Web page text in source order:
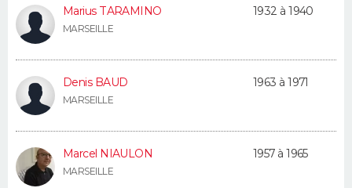
Marius TARAMINO
MARSEILLE
1932 à 1940
Denis BAUD
MARSEILLE
1963 à 1971
Marcel NIAULON
MARSEILLE
1957 à 1965